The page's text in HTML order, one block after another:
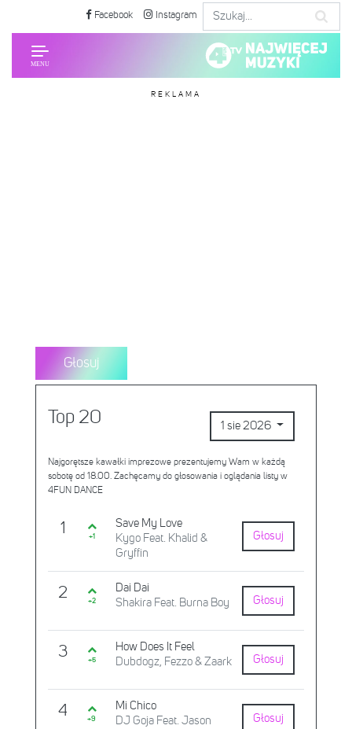
Facebook Instagram
REKLAMA
Głosuj
Top 20 1 sie 2026
Najgorętsze kawałki imprezowe prezentujemy Wam w każdą
sobotę od 18.00. Zachęcamy do głosowania i oglądania listy w
4FUN DANCE
1 +1
Save My Love
Kygo Feat. Khalid &
Gryffin
Głosuj
2 +2
Dai Dai
Shakira Feat. Burna Boy
Głosuj
3 +5
How Does It Feel
Dubdogz, Fezzo & Zaark
Głosuj
4 +9
Mi Chico
DJ Goja Feat. Jason
Głosuj